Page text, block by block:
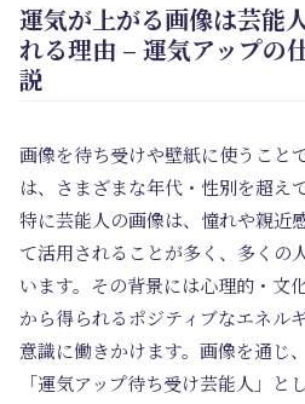
運気が上がる画像は芸能
れる理由 – 運気アップの
説
画像を待ち受けや壁紙に使うこと
は、さまざまな年代・性別を超え
特に芸能人の画像は、憧れや親近
て活用されることが多く、多くの
います。その背景には心理的・文
から得られるポジティブなエネル
意識に働きかけます。画像を通じ
「運気アップ待ち受け芸能人」